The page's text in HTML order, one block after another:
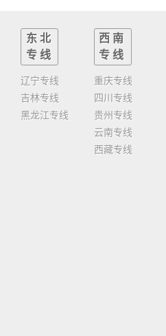
东北
专线
辽宁专线
吉林专线
黑龙江专线
西南
专线
重庆专线
四川专线
贵州专线
云南专线
西藏专线